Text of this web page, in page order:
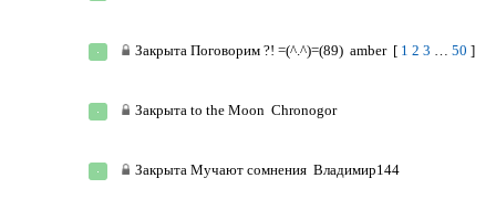
ЗакрытаПоговорим ?! =(^.^)=(89) amber [ 1 2 3 … 50 ]
Закрытаto the Moon Chronogor
ЗакрытаМучают сомнения Владимир144